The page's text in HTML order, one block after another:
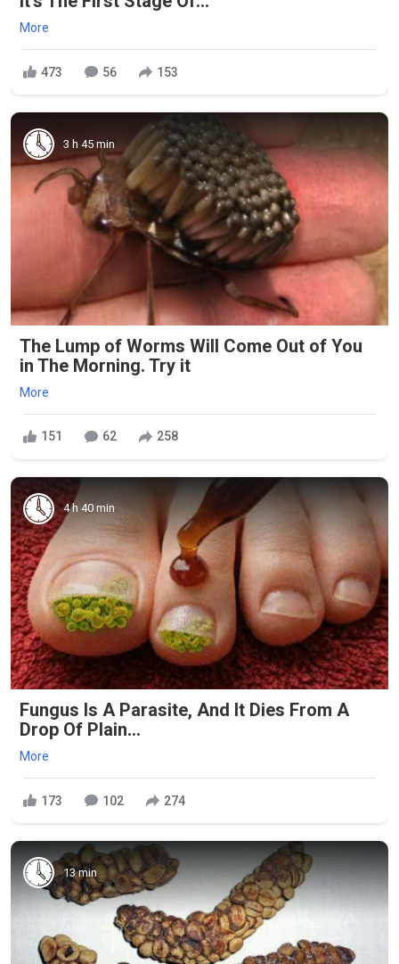
More
473 56 153
3 h 45 min
The Lump of Worms Will Come Out of You
in The Morning. Try it
More
151 62 258
4 h 40 min
Fungus Is A Parasite, And It Dies From A
Drop Of Plain...
More
173 102 274
13 min